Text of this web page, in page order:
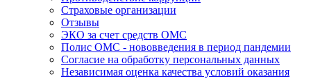
Страховые организации
Отзывы
ЭКО за счет средств ОМС
Полис ОМС - нововведения в период пандемии
Согласие на обработку персональных данных
Независимая оценка качества условий оказания